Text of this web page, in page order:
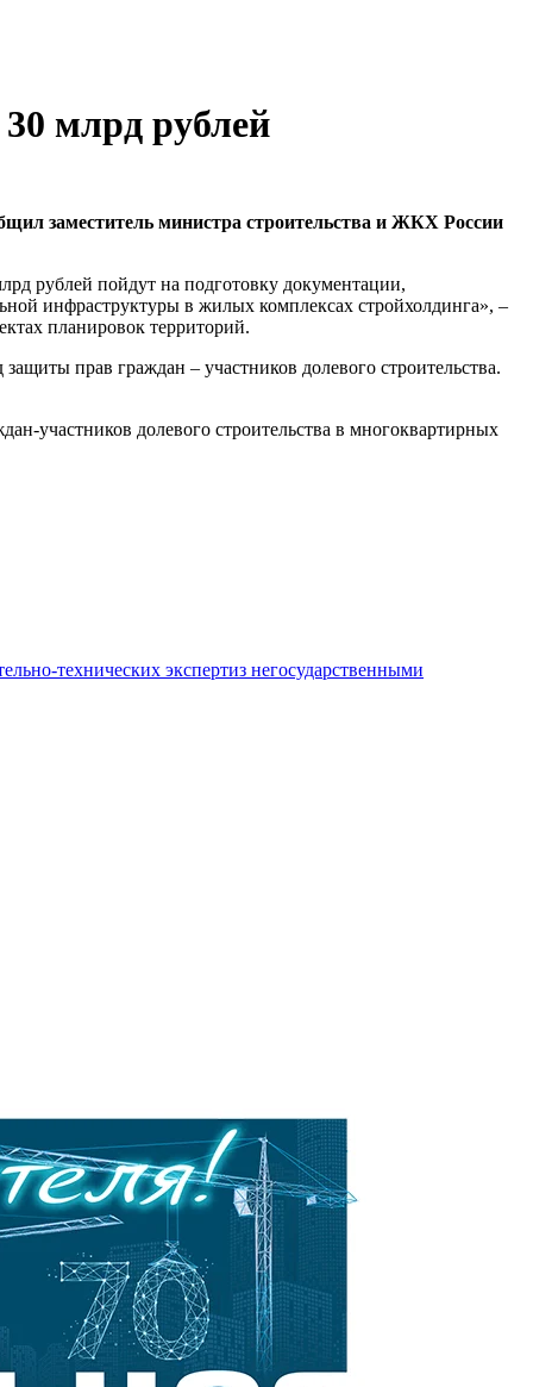
млрд рублей
заместитель министра строительства и ЖКХ России
рублей пойдут на подготовку документации,
инфраструктуры в жилых комплексах стройхолдинга», –
планировок территорий.
прав граждан – участников долевого строительства.
участников долевого строительства в многоквартирных
технических экспертиз негосударственными